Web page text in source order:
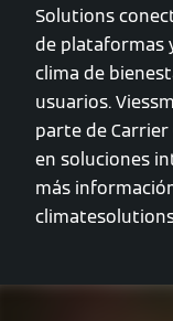
Solutions
de plataformas
clima de
usuarios.
parte de
en soluciones
más